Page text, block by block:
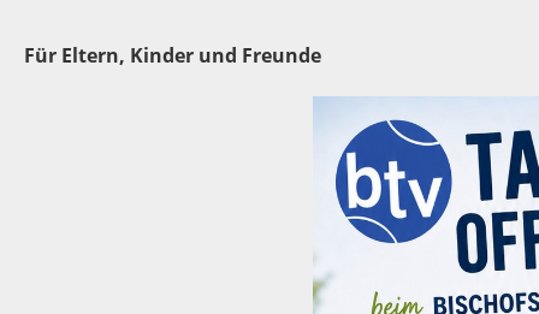
Für Eltern, Kinder und Freunde